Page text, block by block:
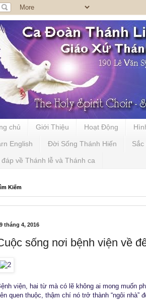
chủ Giới Thiệu Hoạt Động
English Đời Sống Thánh Hiến Sắc
đáp về Thánh lễ và Thánh ca
Kiếm
tháng 4, 2016
sống nơi bệnh viện về
viện, hai từ mà có lẽ không ai mong muốn
quen thuộc, thậm chí nó trở thành “ngôi